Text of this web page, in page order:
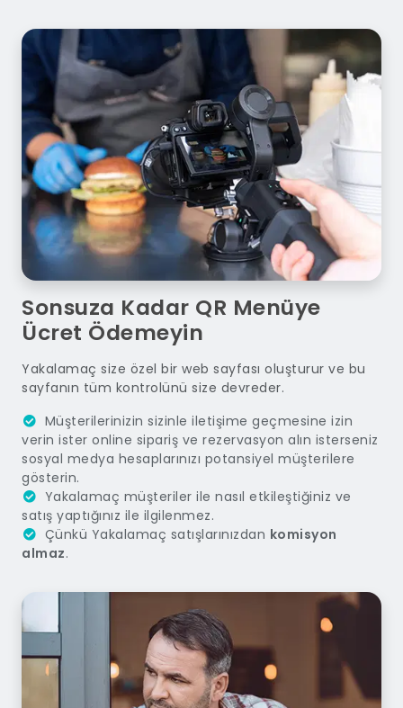
Sonsuza Kadar QR Menüye
Ücret Ödemeyin
Yakalamaç size özel bir web sayfası oluşturur ve bu
sayfanın tüm kontrolünü size devreder.
Müşterilerinizin sizinle iletişime geçmesine izin
verin ister online sipariş ve rezervasyon alın isterseniz
sosyal medya hesaplarınızı potansiyel müşterilere
gösterin.
Yakalamaç müşteriler ile nasıl etkileştiğiniz ve
satış yaptığınız ile ilgilenmez.
Çünkü Yakalamaç satışlarınızdan komisyon
almaz.